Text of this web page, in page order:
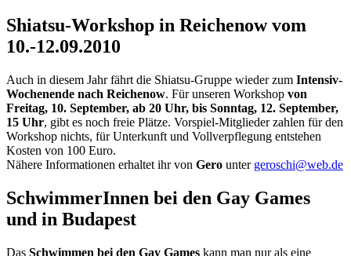
Shiatsu-Workshop in Reichenow vom
10.-12.09.2010
Auch in diesem Jahr fährt die Shiatsu-Gruppe wieder zum Intensiv-
Wochenende nach Reichenow. Für unseren Workshop von
Freitag, 10. September, ab 20 Uhr, bis Sonntag, 12. September,
15 Uhr, gibt es noch freie Plätze. Vorspiel-Mitglieder zahlen für den
Workshop nichts, für Unterkunft und Vollverpflegung entstehen
Kosten von 100 Euro.
Nähere Informationen erhaltet ihr von Gero unter geroschi@web.de
SchwimmerInnen bei den Gay Games
und in Budapest
Das Schwimmen bei den Gay Games kann man nur als eine